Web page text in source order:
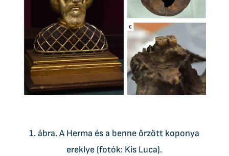
1. ábra. A Herma és a benne őrzött koponya
ereklye (fotók: Kis Luca).